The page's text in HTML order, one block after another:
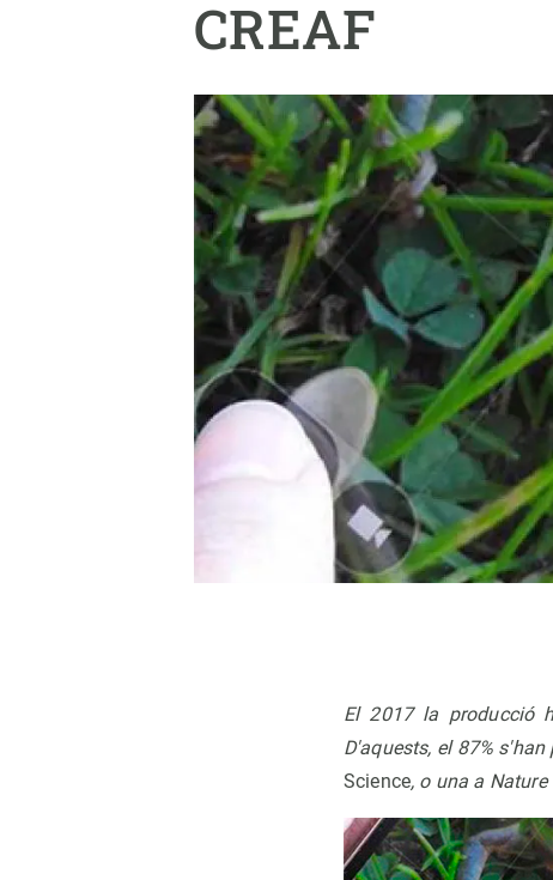
CREAF
El 2017 la producció
D'aquests, el 87%
Science, o una a
Infraestructures
Equitat, Diversitat i Inclusió (EDI)
Oficina de premsa
Ciència oberta i gestió del coneixement
Temes transversals
Publicacions
Synthesis Actions